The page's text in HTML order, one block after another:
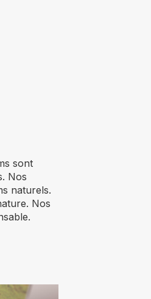
sont
Nos
naturels.
Nos